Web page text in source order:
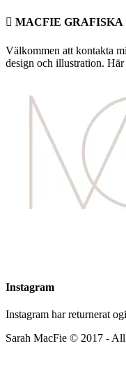
 MACFIE GRAFISKA
Välkommen att kontakta
design och illustration.
Instagram
Instagram har returnerat
Sarah MacFie © 2017 -